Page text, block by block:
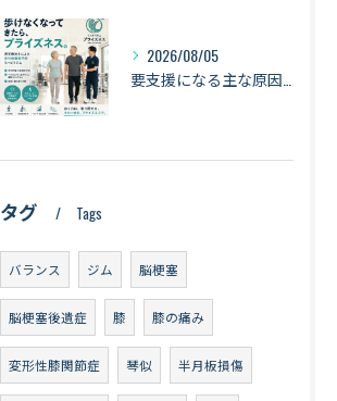
2026/08/05
タグ Tags
バランス ジム 脳梗塞
脳梗塞後遺症 膝 膝の痛み
変形性膝関節症 琴似 半月板損傷